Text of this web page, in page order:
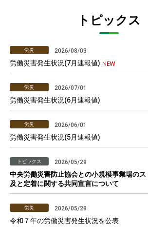
トピックス
労災 2026/08/03
労働災害発生状況(7月速報値)
労災 2026/07/01
労働災害発生状況(6月速報値)
労災 2026/06/01
労働災害発生状況(5月速報値)
トピックス 2026/05/29
中央労働災害防止協会との小規模事業場の
及と定着に関する共同宣言について
労災 2026/05/28
令和７年の労働災害発生状況を公表